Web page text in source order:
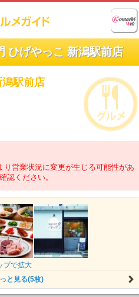
ひげやっこ 新潟駅前店
駅前店
営業状況に変更が生じる可能性があ
認ください。
プで拡大
と見る(5枚)